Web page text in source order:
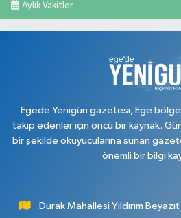
Aylık Vakitler
Egede Yenigün gazetesi, Ege
takip edenler için öncü bir kaynak.
bir şekilde okuyucularına sunan
önemli bir bilgi
Durak Mahallesi Yıldırım